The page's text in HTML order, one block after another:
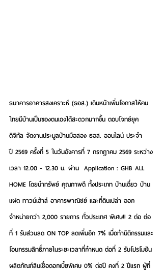
ธนาคารอาคารสงเคราะห์ (ธอส.) เดินหน้าเพิ่มโอกาสให้คน
ไทยมีบ้านเป็นของตนเองได้สะดวกมากขึ้น ตอบโจทย์ยุค
ดิจิทัล จัดงานประมูลบ้านมือสอง ธอส. ออนไลน์ ประจำ
ปี 2569 ครั้งที่ 5 ในวันอังคารที่ 7 กรกฎาคม 2569 ระหว่าง
เวลา 12.00 - 12.30 น. ผ่าน  Application : GHB ALL
HOME โดยนำทรัพย์ คุณภาพดี ทั้งประเภท บ้านเดี่ยว บ้าน
แฝด ทาวน์เฮ้าส์ อาคารพาณิชย์ และที่ดินเปล่า ออก
จำหน่ายกว่า 2,000 รายการ ทั่วประเทศ พิเศษ!! 2 ต่อ ต่อ
ที่ 1 รับส่วนลด ON TOP ลดเพิ่มอีก 7% เมื่อทำนิติกรรมและ
โอนกรรมสิทธิ์ภายในระยะเวลาที่กำหนด ต่อที่ 2 รับโปรโมชัน
ผลิตภัณฑ์สินเชื่อดอกเบี้ยพิเศษ 0% ต่อปี คงที่ 2 ปีแรก ผู้ที่